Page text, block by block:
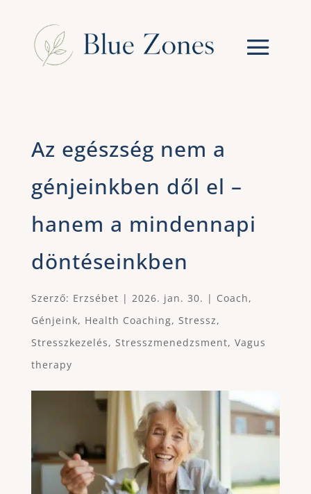
Az egészség nem a
génjeinkben dől el –
hanem a mindennapi
döntéseinkben
Szerző: Erzsébet | 2026. jan. 30. | Coach,
Génjeink, Health Coaching, Stressz,
Stresszkezelés, Stresszmenedzsment, Vagus
therapy